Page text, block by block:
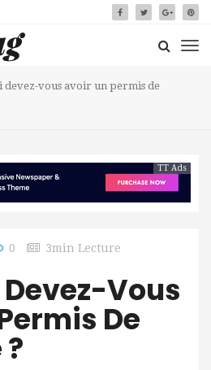
devez-vous avoir un permis de
TT Ads
0 3min Lecture
Vous
De